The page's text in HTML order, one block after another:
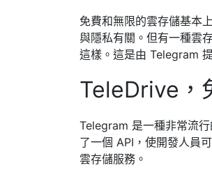
免費和無限的雲存儲基本
與隱私有關。但有一種雲
這樣。這是由 Telegram
TeleDrive，
Telegram 是一種非常流
了一個 API，使開發人員
雲存儲服務。